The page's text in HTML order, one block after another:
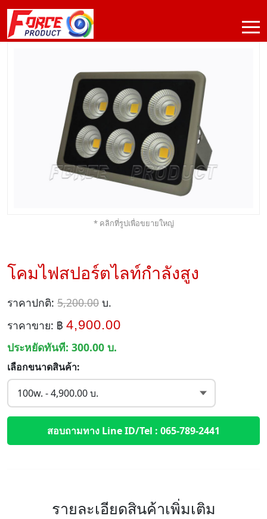
* คลิกที่รูปเพื่อขยายใหญ่
โคมไฟสปอร์ตไลท์กำลังสูง
ราคาปกติ: 5,200.00 บ.
ราคาขาย: ฿ 4,900.00
ประหยัดทันที: 300.00 บ.
เลือกขนาดสินค้า:
สอบถามทาง Line ID/Tel : 065-789-2441
รายละเอียดสินค้าเพิ่มเติม